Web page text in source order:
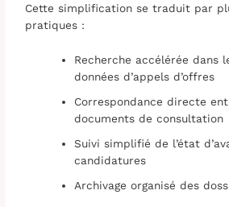
Cette simplification se traduit par
pratiques :
Recherche accélérée dans
données d’appels d’offres
Correspondance directe
documents de consultation
Suivi simplifié de l’état
candidatures
Archivage organisé des